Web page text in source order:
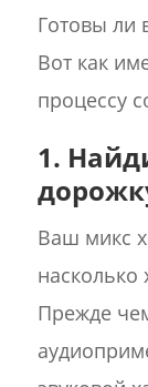
Готовы ли
Вот как
процессу
1.
Ваш микс
Прежде